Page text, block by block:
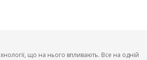
що на нього впливають. Все на одній